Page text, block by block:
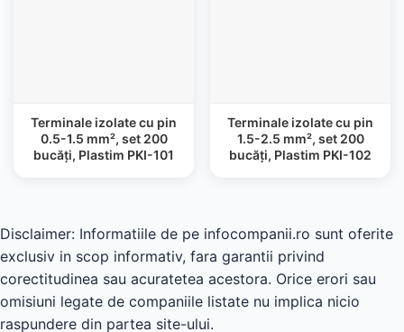
Terminale izolate cu pin
0.5-1.5 mm², set 200
bucăți, Plastim PKI-101
Terminale izolate cu pin
1.5-2.5 mm², set 200
bucăți, Plastim PKI-102
Disclaimer: Informatiile de pe infocompanii.ro sunt oferite
exclusiv in scop informativ, fara garantii privind
corectitudinea sau acuratetea acestora. Orice erori sau
omisiuni legate de companiile listate nu implica nicio
raspundere din partea site-ului.